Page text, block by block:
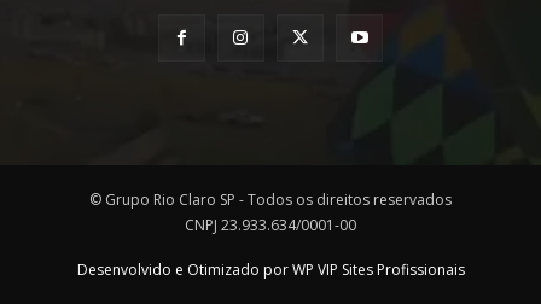
© Grupo Rio Claro SP - Todos os direitos reservados
CNPJ 23.933.634/0001-00
Desenvolvido e Otimizado por WP VIP Sites Profissionais